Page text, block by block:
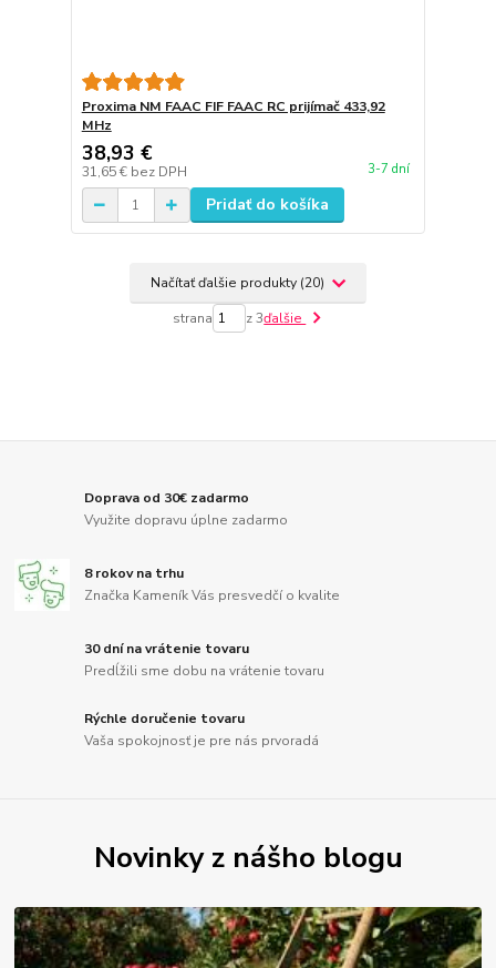
Proxima NM FAAC FIF FAAC RC prijímač 433,92
MHz
38,93 €
31,65 € bez DPH 3-7 dní
Pridať do košíka
Načítať ďalšie produkty (20)
strana z 3ďalšie
Doprava od 30€ zadarmo
Využite dopravu úplne zadarmo
8 rokov na trhu
Značka Kameník Vás presvedčí o kvalite
30 dní na vrátenie tovaru
Predĺžili sme dobu na vrátenie tovaru
Rýchle doručenie tovaru
Vaša spokojnosť je pre nás prvoradá
Novinky z nášho blogu